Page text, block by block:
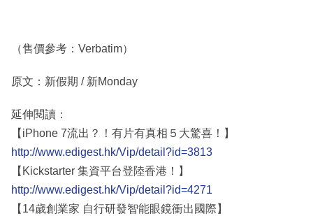
（售價參考：Verbatim）
原文：新假期 / 新Monday
延伸閱讀：
【iPhone 7流出？！有片有真相５大驚喜！】
http://www.edigest.hk/Vip/detail?id=3813
【Kickstarter 集資平台登陸香港！】
http://www.edigest.hk/Vip/detail?id=4271
【14歲創業家 自行研發智能眼鏡衝出國際】